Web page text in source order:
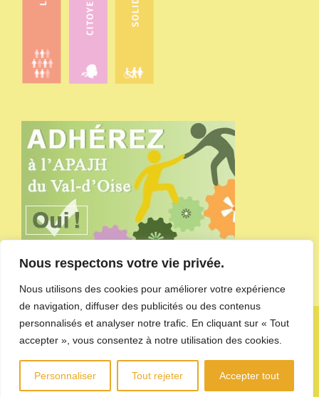
Nous respectons votre vie privée.
Nous utilisons des cookies pour améliorer votre expérience
de navigation, diffuser des publicités ou des contenus
personnalisés et analyser notre trafic. En cliquant sur « Tout
accepter », vous consentez à notre utilisation des cookies.
Personnaliser Tout rejeter Accepter tout
Copyright APAJH du Val-d'Oise - site administré parl'agence de
confidentialité des données
LinkedInYouTubeFacebook